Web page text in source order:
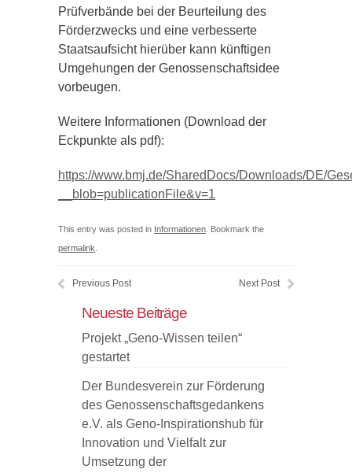
Prüfverbände bei der Beurteilung des
Förderzwecks und eine verbesserte
Staatsaufsicht hierüber kann künftigen
Umgehungen der Genossenschaftsidee
vorbeugen.
Weitere Informationen (Download der
Eckpunkte als pdf):
https://www.bmj.de/SharedDocs/Downloads/DE/
__blob=publicationFile&v=1
This entry was posted in Informationen . Bookmark the
permalink
Previous Post Next Post
Neueste Beiträge
Projekt „Geno-Wissen teilen“
gestartet
Der Bundesverein zur Förderung
des Genossenschaftsgedankens
e.V. als Geno-Inspirationshub für
Innovation und Vielfalt zur
Umsetzung der